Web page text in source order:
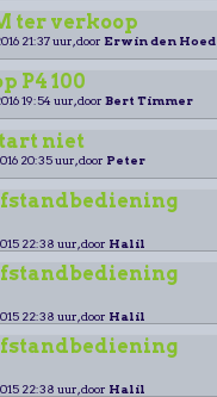
ter verkoop
21:37 uur, door Erwin den Hoed
P4 100
19:54 uur, door Bert Timmer
niet
20:35 uur, door Peter
22:38 uur, door Halil
22:38 uur, door Halil
22:38 uur, door Halil